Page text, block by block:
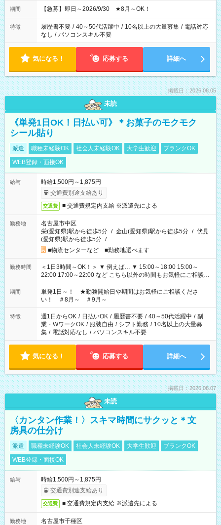
期間 【急募】即日～2026/9/30 ★8月～OK！
特徴 履歴書不要 / 40～50代活躍中 / 10名以上の大量募集 / 電話対応
なし / パソコンスキル不要
気になる！ 応募する 詳細へ
掲載日：2026.08.05
未読
《単発1日OK！日払い可》＊お菓子のモクモク
シール貼り
派遣 職種未経験OK 社会人未経験OK 大学生歓迎
ブランクOK
WEB登録・面接OK
給与
時給1,500円～1,875円
交通費別途支給あり
交通費 ■ 交通費規定内支給 ※派遣先による
勤務地
名古屋市中区
栄(愛知県)駅から徒歩5分 / 金山(愛知県)駅から徒歩5分 / 伏見
(愛知県)駅から徒歩5分 / …
■物流センターなど ■勤務地選べます
勤務時間
＜1日3時間～OK！＞ ▼ 例えば… ▼ 15:00～18:00 15:00～
22:00 17:00～22:00 など こちら以外の時間もお気軽にご相談く
ださい！
期間
単発1日～！ ★勤務開始日や期間はお気軽にご相談くださ
い！ ＃8月～ ＃9月～
特徴 週1日からOK / 日払いOK / 履歴書不要 / 40～50代活躍中 / 副
業・WワークOK / 服装自由 / シフト勤務 / 10名以上の大量募
集 / 電話対応なし / パソコンスキル不要
気になる！ 応募する 詳細へ
掲載日：2026.08.07
未読
〈カンタン作業！〉スキマ時間にサクッと＊文
房具の仕分け
派遣 職種未経験OK 社会人未経験OK 大学生歓迎
ブランクOK
WEB登録・面接OK
給与
時給1,500円～1,875円
交通費別途支給あり
交通費 ■ 交通費規定内支給 ※派遣先による
勤務地
名古屋市千種区